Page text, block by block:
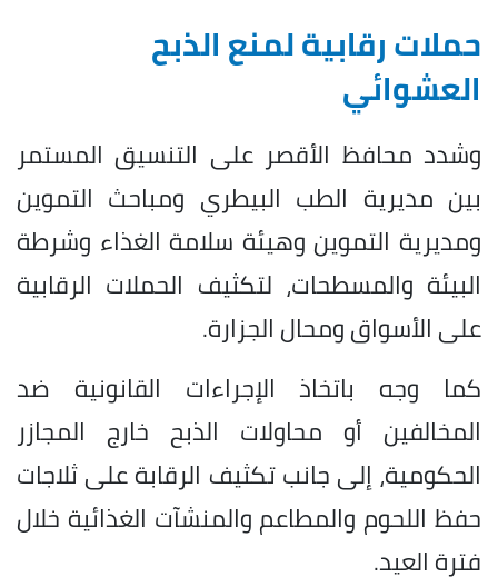
حملات رقابية لمنع الذبح
العشوائي
وشدد محافظ الأقصر على التنسيق المستمر
بين مديرية الطب البيطري ومباحث التموين
ومديرية التموين وهيئة سلامة الغذاء وشرطة
البيئة والمسطحات، لتكثيف الحملات الرقابية
على الأسواق ومحال الجزارة.
كما وجه باتخاذ الإجراءات القانونية ضد
المخالفين أو محاولات الذبح خارج المجازر
الحكومية، إلى جانب تكثيف الرقابة على ثلاجات
حفظ اللحوم والمطاعم والمنشآت الغذائية خلال
فترة العيد.